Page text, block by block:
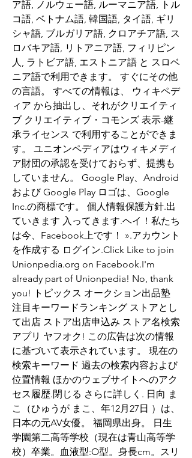
ア語, ノルウェー語, ルーマニア語, トル
コ語, ベトナム語, 韓国語, タイ語, ギリ
シャ語, ブルガリア語, クロアチア語, ス
ロバキア語, リトアニア語, フィリピン
人, ラトビア語, エストニア語 と スロベ
ニア語で利用できます。 すぐにその他
の言語。 すべての情報は、 ウィキペデ
ィア から抽出し、それがクリエイティ
ブ クリエイティブ・コモンズ 表示-継
承ライセンス で利用することができま
す。 ユニオンペディアはウィキメディ
ア財団の承認を受けておらず、提携も
していません。 Google Play、Android
および Google Play ロゴは、Google
Inc.の商標です。 個人情報保護方針.出
ていきます 入ってきます.ヘイ！私たち
は今、Facebook上です！ ».アカウント
を作成する ログイン.Click Like to join
Unionpedia.org on Facebook.I'm
already part of Unionpedia! No, thank
you! トピックス オークション出品塾
注目キーワードランキング ストアとし
て出店 ストア出店申込み ストア名検索
アプリ ヤフオク! この広告は次の情報
に基づいて表示されています。 現在の
検索キーワード 過去の検索内容および
位置情報 ほかのウェブサイトへのアク
セス履歴.閉じる さらに詳しく. 日向 ま
こ（ひゅうが まこ、年12月27日 ）は、
日本の元AV女優。 福岡県出身。 日生
学園第二高等学校（現在は青山高等学
校）卒業。血液型:O型。身長cm。スリ